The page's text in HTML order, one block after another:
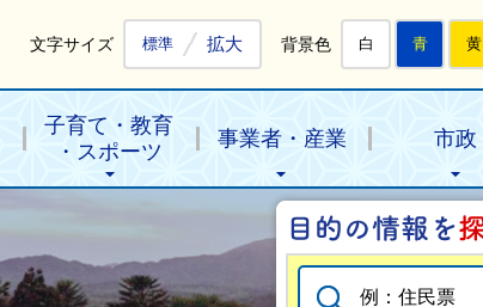
文字サイズ 標準 拡大 背景色 白 青 黄
子育て・教育
・スポーツ
事業者・産業 市政